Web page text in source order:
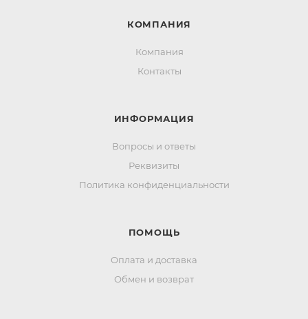
КОМПАНИЯ
Компания
Контакты
ИНФОРМАЦИЯ
Вопросы и ответы
Реквизиты
Политика конфиденциальности
ПОМОЩЬ
Оплата и доставка
Обмен и возврат